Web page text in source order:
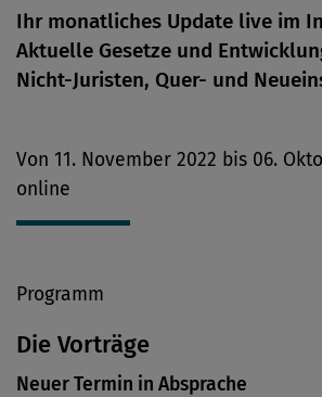
Ihr monatliches Update live im
Aktuelle Gesetze und
Nicht-Juristen, Quer- und
Von 11. November 2022 bis 06.
online
Programm
Die Vorträge
Neuer Termin in Absprache